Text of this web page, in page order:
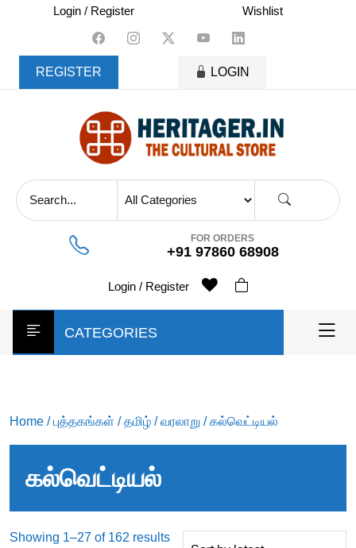
content
Login / Register Wishlist
REGISTER LOGIN
FOR ORDERS
+91 97860 68908
Login / Register
CATEGORIES
Home /புத்தகங்கள் /தமிழ் /வரலாறு / கல்வெட்டியல்
கல்வெட்டியல்
Showing 1–27 of 162 resultsSorted